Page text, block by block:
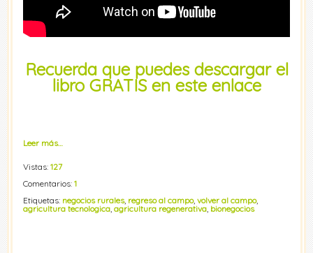
Recuerda que puedes descargar el
libro GRATIS en este enlace
Leer más…
Vistas: 127
Comentarios: 1
Etiquetas: negocios rurales, regreso al campo, volver al campo,
agricultura tecnologica agricultura regenerativa bionegocios